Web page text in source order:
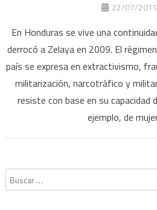
22/07/2019
En Honduras se vive una
derrocó a Zelaya en 2009. El
país se expresa en extractivismo,
militarización, narcotráfico y
resiste con base en su capacidad
ejemplo, de